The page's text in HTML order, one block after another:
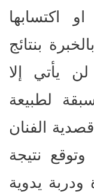
اكتسابها
بنتائج
يأتي إلا
لطبيعة
الفنان
نتيجة
ودربة يدوية